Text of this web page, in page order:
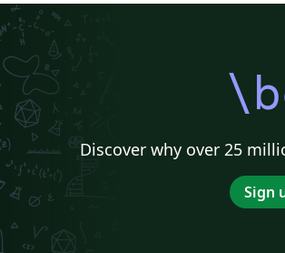
Discover why over 25
Sign